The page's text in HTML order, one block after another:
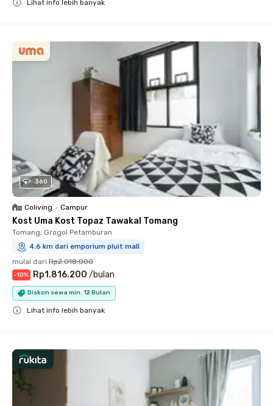
Lihat info lebih banyak
360
Coliving • Campur
Kost Uma Kost Topaz Tawakal Tomang
Tomang, Grogol Petamburan
4.6 km dari emporium pluit mall
mulai dari Rp2.018.000
-10% Rp1.816.200 /bulan
Diskon sewa min. 12 Bulan
Lihat info lebih banyak